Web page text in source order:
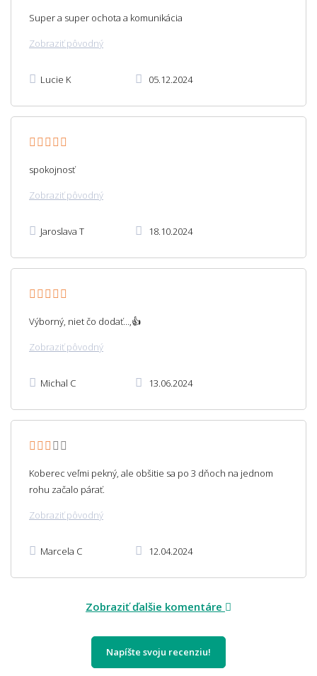
Super a super ochota a komunikácia
Zobraziť pôvodný
Lucie K 05.12.2024
spokojnosť
Zobraziť pôvodný
Jaroslava T 18.10.2024
Výborný, niet čo dodať…,👍
Zobraziť pôvodný
Michal C 13.06.2024
Koberec veľmi pekný, ale obšitie sa po 3 dňoch na jednom
rohu začalo párať.
Zobraziť pôvodný
Marcela C 12.04.2024
Zobraziť ďalšie komentáre
Napíšte svoju recenziu!